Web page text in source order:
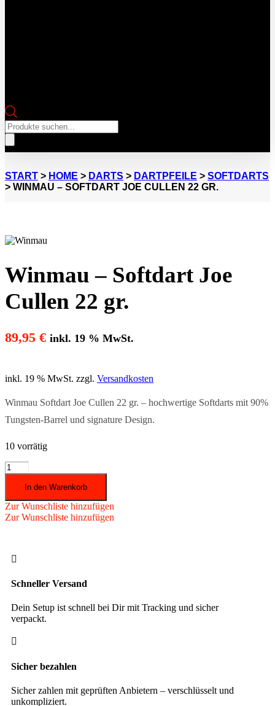
Products
search
START > HOME > DARTS > DARTPFEILE > SOFTDARTS
> WINMAU – SOFTDART JOE CULLEN 22 GR.
Winmau – Softdart Joe
Cullen 22 gr.
89,95 € inkl. 19 % MwSt.
inkl. 19 % MwSt. zzgl. Versandkosten
Winmau Softdart Joe Cullen 22 gr. – hochwertige Softdarts mit 90%
Tungsten-Barrel und signature Design.
10 vorrätig
Winmau
-
Softdart
Joe
Cullen
22
In den Warenkorb
Zur Wunschliste hinzufügen
Zur Wunschliste hinzufügen

Schneller Versand
Dein Setup ist schnell bei Dir mit Tracking und sicher
verpackt.

Sicher bezahlen
Sicher zahlen mit geprüften Anbietern – verschlüsselt und
unkompliziert.